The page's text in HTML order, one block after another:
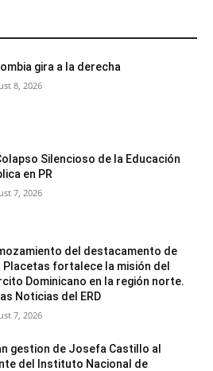
gira a la derecha
8, 2026
Silencioso de la Educación
en PR
7, 2026
del destacamento de
Placetas fortalece la misión del
Dominicano en la región norte.
Noticias del ERD
7, 2026
gestion de Josefa Castillo al
del Instituto Nacional de